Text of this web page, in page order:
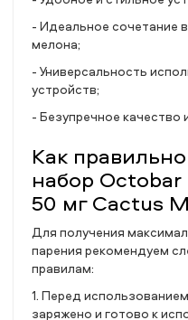
- Идеальное сочетание
мелона;
- Универсальность
устройств;
- Безупречное качество
Как
набор
50 мг Cactus
Для получения
парения рекомендуем
правилам:
1. Перед
заряжено и готово к